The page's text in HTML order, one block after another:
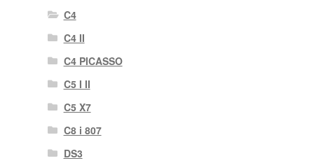
C4
C4 II
C4 PICASSO
C5 I II
C5 X7
C8 i 807
DS3